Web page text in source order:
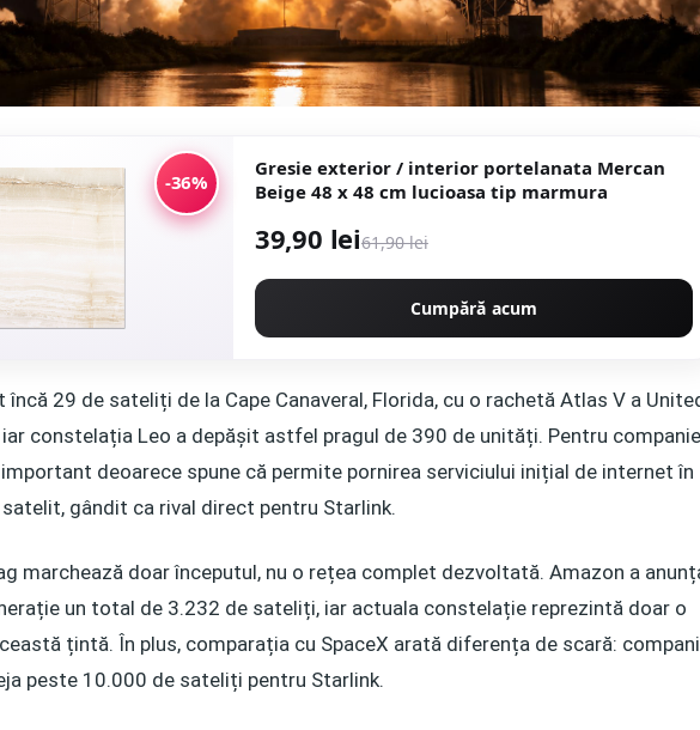
-36%
Gresie exterior / interior portelanata Mercan
Beige 48 x 48 cm lucioasa tip marmura
39,90 lei61,90 lei
Cumpără acum
încă 29 de sateliți de la Cape Canaveral, Florida, cu o rachetă Atlas V a
iar constelația Leo a depășit astfel pragul de 390 de unități. Pentru
deoarece spune că permite pornirea serviciului inițial de internet în
gândit ca rival direct pentru Starlink.
marchează doar începutul, nu o rețea complet dezvoltată. Amazon a
un total de 3.232 de sateliți, iar actuala constelație reprezintă doar o
țintă. În plus, comparația cu SpaceX arată diferența de scară:
peste 10.000 de sateliți pentru Starlink.